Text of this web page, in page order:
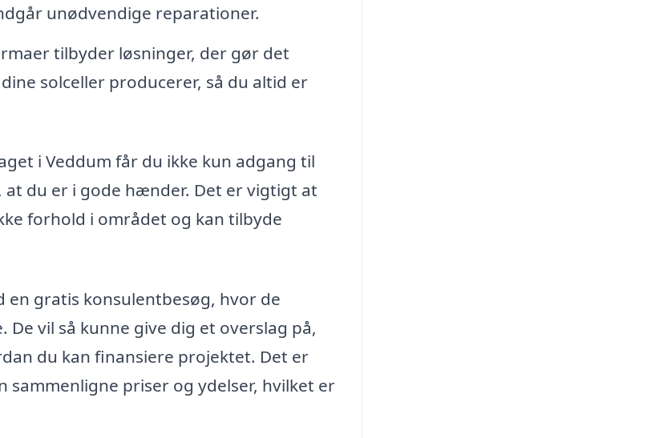
unødvendige reparationer.
tilbyder løsninger, der gør det
solceller producerer, så du altid er
i Veddum får du ikke kun adgang til
du er i gode hænder. Det er vigtigt at
forhold i området og kan tilbyde
gratis konsulentbesøg, hvor de
vil så kunne give dig et overslag på,
du kan finansiere projektet. Det er
priser og ydelser, hvilket er